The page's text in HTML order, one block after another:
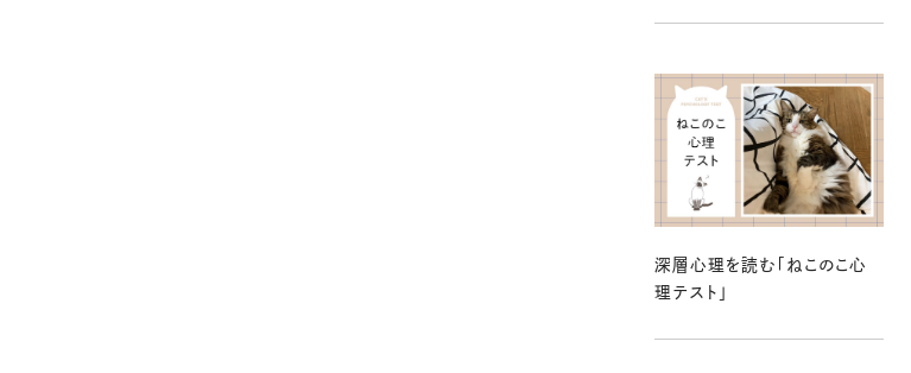
深層心理を読む「ねこのこ心
理テスト」